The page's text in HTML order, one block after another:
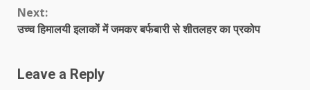
Next:
उच्च हिमालयी इलाकों में जमकर बर्फबारी से शीतलहर का प्रकोप
Leave a Reply